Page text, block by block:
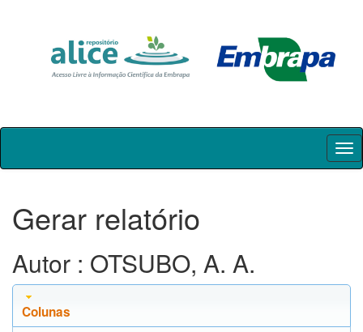
Skip
Gerar relatório
Autor : OTSUBO, A. A.
Colunas